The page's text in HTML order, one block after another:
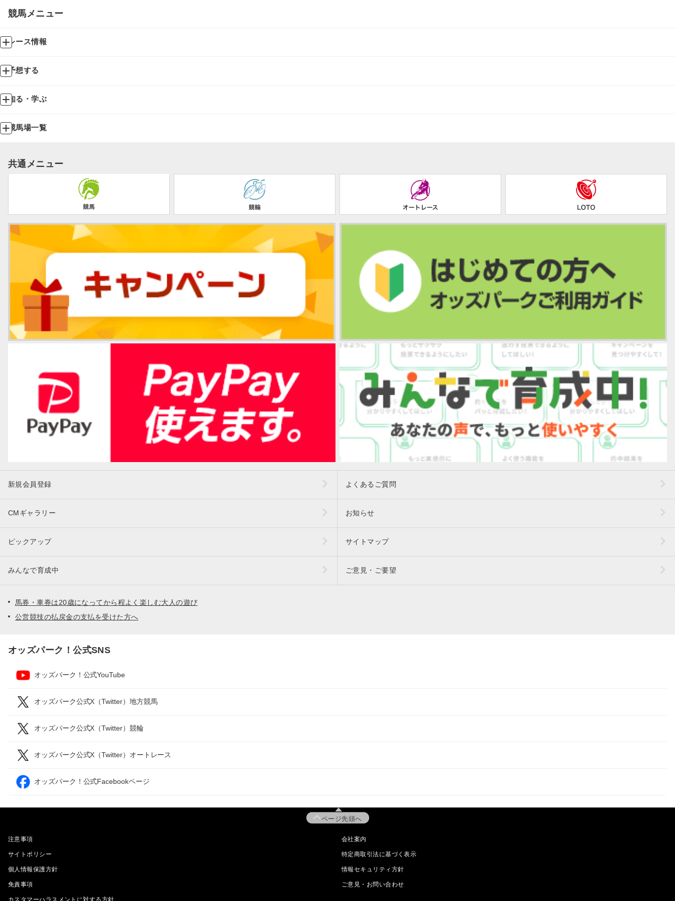
競馬メニュー
レース情報
予想する
知る・学ぶ
競馬場一覧
共通メニュー
新規会員登録 よくあるご質問
CMギャラリー お知らせ
ピックアップ サイトマップ
みんなで育成中 ご意見・ご要望
馬券・車券は20歳になってから程よく楽しむ大人の遊び
公営競技の払戻金の支払を受けた方へ
オッズパーク！公式SNS
オッズパーク！公式YouTube
オッズパーク公式X（Twitter）地方競馬
オッズパーク公式X（Twitter）競輪
オッズパーク公式X（Twitter）オートレース
オッズパーク！公式Facebookページ
ページ先頭へ
注意事項 会社案内
サイトポリシー 特定商取引法に基づく表示
個人情報保護方針 情報セキュリティ方針
免責事項 ご意見・お問い合わせ
カスタマーハラスメントに対する方針